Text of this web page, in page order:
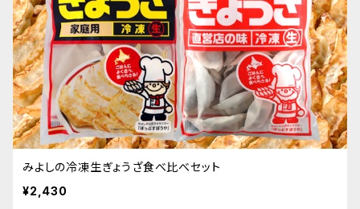
みよしの冷凍生ぎょうざ食べ比べセット
¥2,430